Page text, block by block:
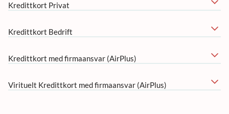
Kredittkort Privat
Kredittkort Bedrift
Kredittkort med firmaansvar (AirPlus)
Virituelt Kredittkort med firmaansvar (AirPlus)